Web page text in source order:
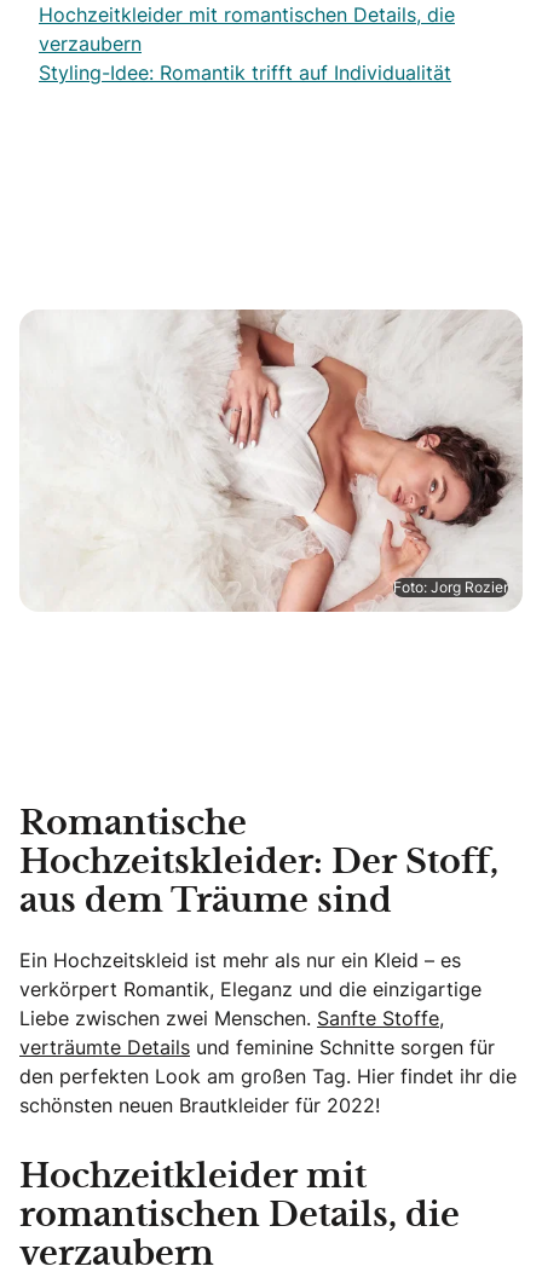
Hochzeitkleider mit romantischen Details, die
verzaubern
Styling-Idee: Romantik trifft auf Individualität
Foto: Jorg Rozier
Romantische
Hochzeitskleider: Der Stoff,
aus dem Träume sind
Ein Hochzeitskleid ist mehr als nur ein Kleid – es
verkörpert Romantik, Eleganz und die einzigartige
Liebe zwischen zwei Menschen. Sanfte Stoffe,
verträumte Details und feminine Schnitte sorgen für
den perfekten Look am großen Tag. Hier findet ihr die
schönsten neuen Brautkleider für 2022!
Hochzeitkleider mit
romantischen Details, die
verzaubern